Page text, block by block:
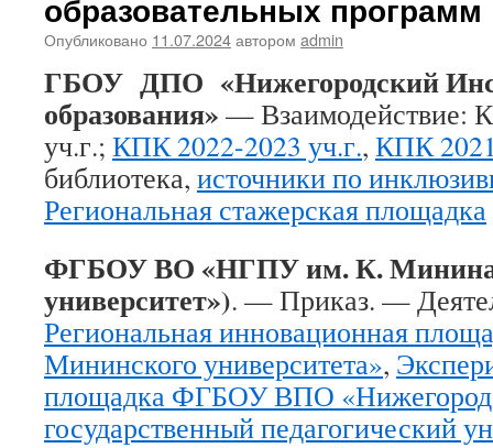
образовательных программ
Опубликовано 11.07.2024автором admin
ГБОУ ДПО «Нижегородский
образования» — Взаимодействие:
уч.г.; КПК 2022-2023 уч.г., КПК
библиотека, источники по
Региональная стажерская площадка
ФГБОУ ВО «НГПУ им. К.
университет»). — Приказ. —
Региональная инновационная
Мининского университета»,
площадка ФГБОУ ВПО
государственный педагогический